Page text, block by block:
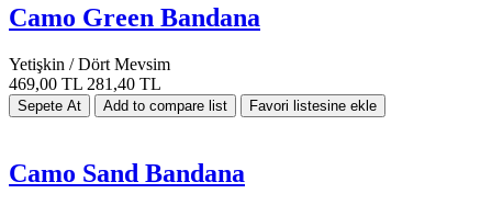
Camo Green Bandana
Yetişkin / Dört Mevsim
469,00 TL 281,40 TL
Camo Sand Bandana